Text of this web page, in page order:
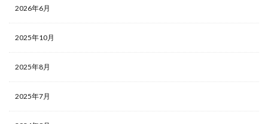
2026年6月
2025年10月
2025年8月
2025年7月